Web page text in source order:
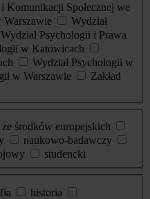
Komunikacji Społecznej we
Warszawie
Wydział
Wydział Psychologii i Prawa
w Katowicach
Wydział Psychologii w
w Warszawie
Zakład
środków europejskich
naukowo-badawczy
studencki
historia